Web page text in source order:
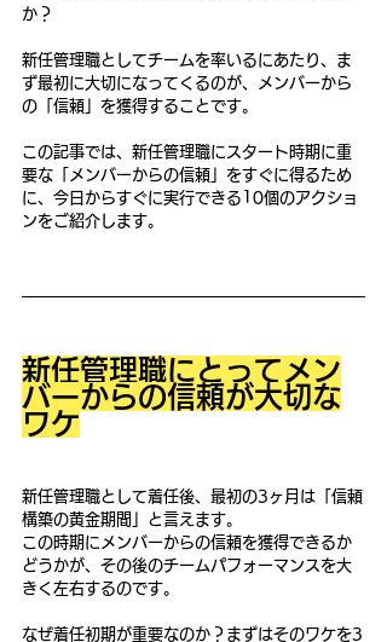
か？
新任管理職としてチームを率いるにあたり、ま
ず最初に大切になってくるのが、メンバーから
の「信頼」を獲得することです。
この記事では、新任管理職にスタート時期に重
要な「メンバーからの信頼」をすぐに得るため
に、今日からすぐに実行できる10個のアクショ
ンをご紹介します。
新任管理職にとってメン
バーからの信頼が大切な
ワケ
新任管理職として着任後、最初の3ヶ月は「信頼
構築の黄金期間」と言えます。
この時期にメンバーからの信頼を獲得できるか
どうかが、その後のチームパフォーマンスを大
きく左右するのです。
なぜ着任初期が重要なのか？まずはそのワケを3